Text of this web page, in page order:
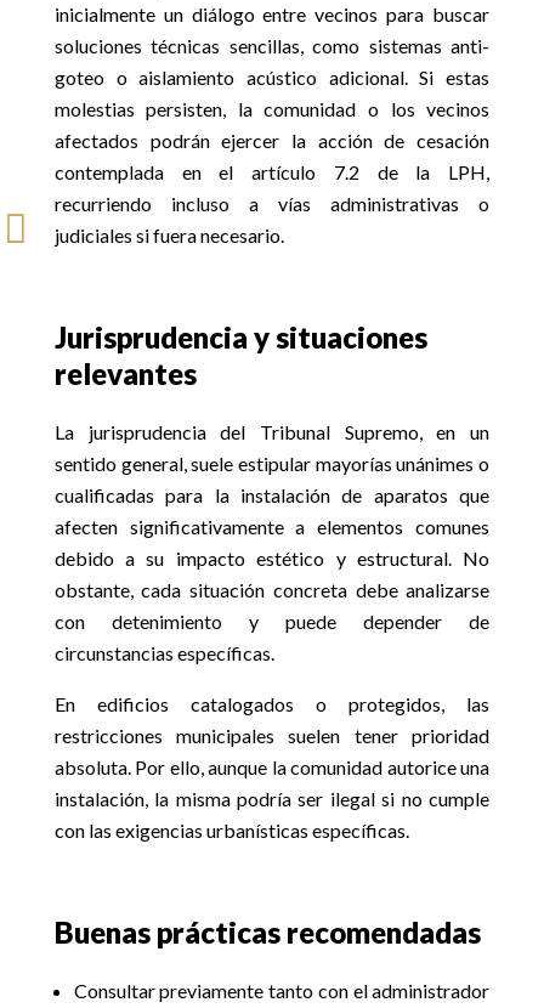
inicialmente un diálogo entre vecinos para buscar
soluciones técnicas sencillas, como sistemas anti-
goteo o aislamiento acústico adicional. Si estas
molestias persisten, la comunidad o los vecinos
afectados podrán ejercer la acción de cesación
contemplada en el artículo 7.2 de la LPH,
recurriendo incluso a vías administrativas o
judiciales si fuera necesario.
Jurisprudencia y situaciones
relevantes
La jurisprudencia del Tribunal Supremo, en un
sentido general, suele estipular mayorías unánimes o
cualificadas para la instalación de aparatos que
afecten significativamente a elementos comunes
debido a su impacto estético y estructural. No
obstante, cada situación concreta debe analizarse
con detenimiento y puede depender de
circunstancias específicas.
En edificios catalogados o protegidos, las
restricciones municipales suelen tener prioridad
absoluta. Por ello, aunque la comunidad autorice una
instalación, la misma podría ser ilegal si no cumple
con las exigencias urbanísticas específicas.
Buenas prácticas recomendadas
Consultar previamente tanto con el administrador
